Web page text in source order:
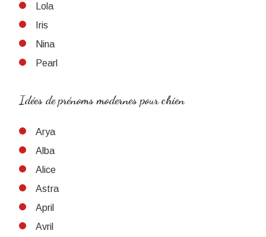
Lola
Iris
Nina
Pearl
Idées de prénoms modernes pour chien
Arya
Alba
Alice
Astra
April
Avril